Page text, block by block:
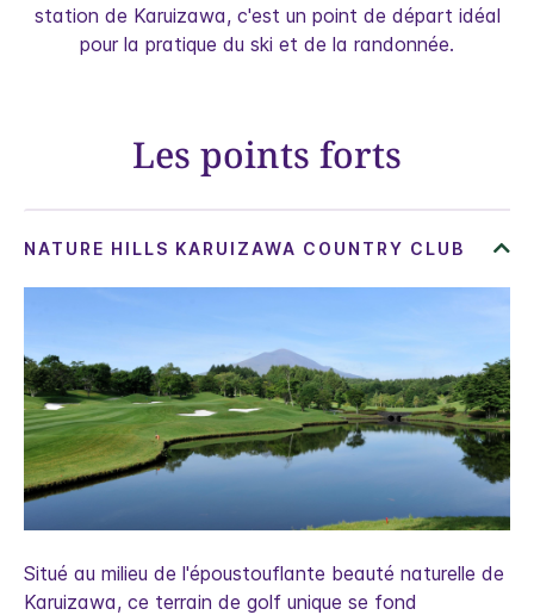
station de Karuizawa, c'est un point de départ idéal
pour la pratique du ski et de la randonnée.
Les points forts
Situé au milieu de l'époustouflante beauté naturelle de
Karuizawa, ce terrain de golf unique se fond